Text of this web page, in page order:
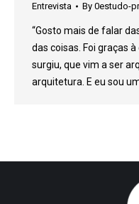
Entrevista By 0estudo-
“Gosto mais de falar
das coisas. Foi graças
surgiu, que vim a ser
arquitetura. E eu sou